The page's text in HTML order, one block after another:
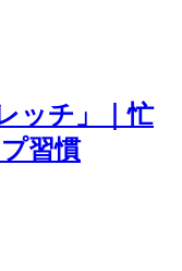
ッチ」｜忙
習慣